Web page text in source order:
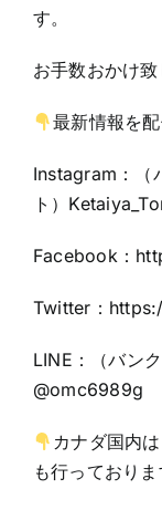
す。
お手数おかけ
最新情報を
Instagram：（
ト）
Facebook：
Twitter：https:
LINE：（バン
@omc6989g
カナダ国内
も行っており